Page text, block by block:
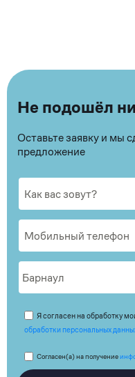
Не подошёл
Оставьте заявку и мы
предложение
Я согласен на обработку
обработки персональных
Согласен(а) на получение